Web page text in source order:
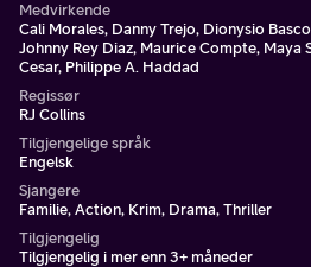
Medvirkende
Cali Morales, Danny Trejo, Dionysio
Johnny Rey Diaz, Maurice Compte, Maya
Cesar, Philippe A. Haddad
Regissør
RJ Collins
Tilgjengelige språk
Engelsk
Sjangere
Familie, Action, Krim, Drama, Thriller
Tilgjengelig
Tilgjengelig i mer enn 3+ måneder